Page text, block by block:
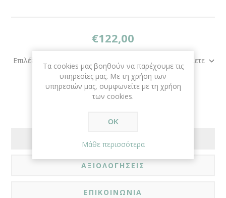
€122,00
Επιλέξτε τη διεύθυνση στην οποία θέλετε να αποστείλετε
ΠΕΡΙΓΡΑΦΗ
ΑΞΙΟΛΟΓΗΣΕΙΣ
ΕΠΙΚΟΙΝΩΝΙΑ
Τα cookies μας βοηθούν να παρέχουμε τις
υπηρεσίες μας. Με τη χρήση των
υπηρεσιών μας, συμφωνείτε με τη χρήση
των cookies.
ΟΚ
Μάθε περισσότερα